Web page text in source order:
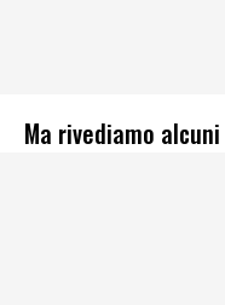
Ma rivediamo